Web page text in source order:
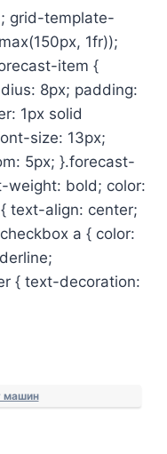
grid-template-
1fr));
item {
8px; padding:
1px solid
size: 13px;
5px; }.forecast-
weight: bold; color:
text-align: center;
a { color:
{ text-decoration:
машин